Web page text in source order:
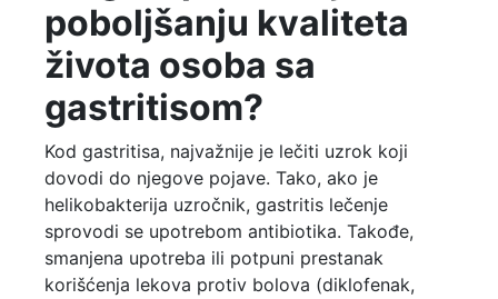
poboljšanju kvaliteta
života osoba sa
gastritisom?
Kod gastritisa, najvažnije je lečiti uzrok koji
dovodi do njegove pojave. Tako, ako je
helikobakterija uzročnik, gastritis lečenje
sprovodi se upotrebom antibiotika. Takođe,
smanjena upotreba ili potpuni prestanak
korišćenja lekova protiv bolova (diklofenak,